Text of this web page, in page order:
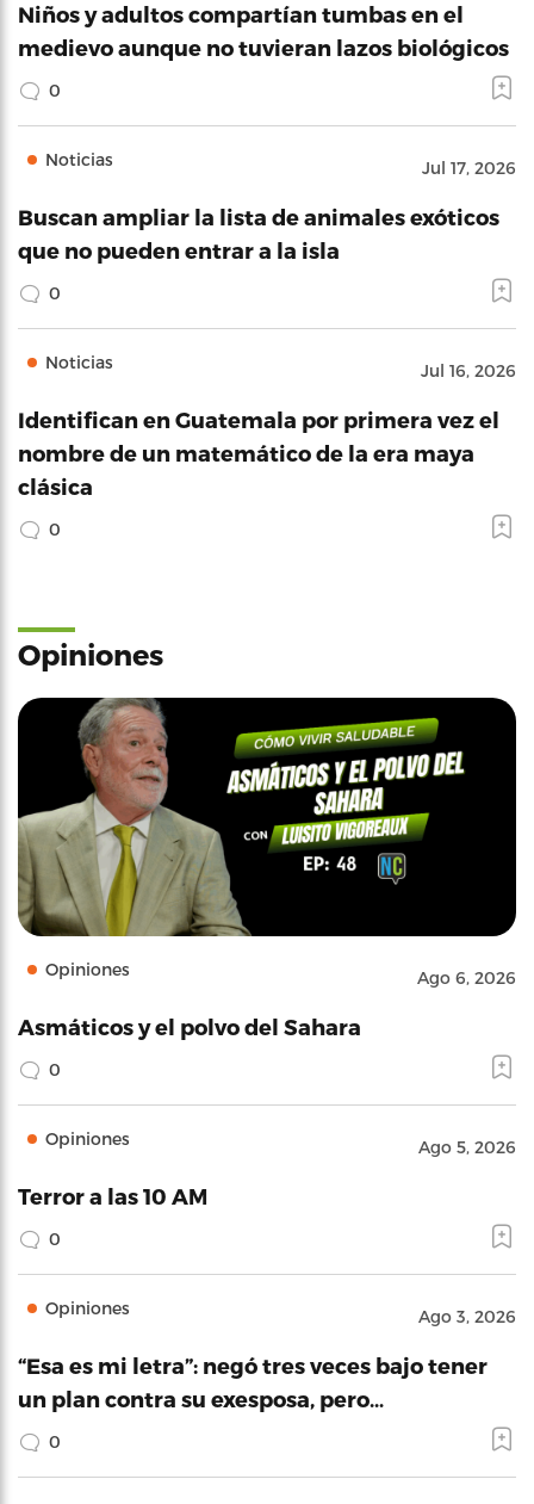
Niños y adultos compartían tumbas en el
medievo aunque no tuvieran lazos biológicos
0
Noticias Jul 17, 2026
Buscan ampliar la lista de animales exóticos
que no pueden entrar a la isla
0
Noticias Jul 16, 2026
Identifican en Guatemala por primera vez el
nombre de un matemático de la era maya
clásica
0
Opiniones
Opiniones Ago 6, 2026
Asmáticos y el polvo del Sahara
0
Opiniones Ago 5, 2026
Terror a las 10 AM
0
Opiniones Ago 3, 2026
“Esa es mi letra”: negó tres veces bajo tener
un plan contra su exesposa, pero…
0